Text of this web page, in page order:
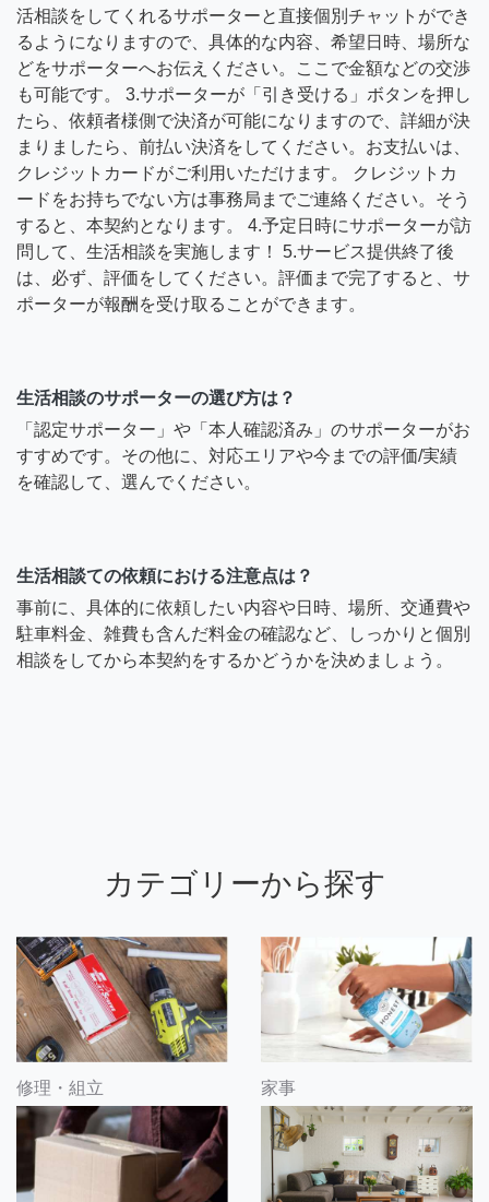
活相談をしてくれるサポーターと直接個別チャットができ
るようになりますので、具体的な内容、希望日時、場所な
どをサポーターへお伝えください。ここで金額などの交渉
も可能です。 3.サポーターが「引き受ける」ボタンを押し
たら、依頼者様側で決済が可能になりますので、詳細が決
まりましたら、前払い決済をしてください。お支払いは、
クレジットカードがご利用いただけます。 クレジットカ
ードをお持ちでない方は事務局までご連絡ください。そう
すると、本契約となります。 4.予定日時にサポーターが訪
問して、生活相談を実施します！ 5.サービス提供終了後
は、必ず、評価をしてください。評価まで完了すると、サ
ポーターが報酬を受け取ることができます。
生活相談のサポーターの選び方は？
「認定サポーター」や「本人確認済み」のサポーターがお
すすめです。その他に、対応エリアや今までの評価/実績
を確認して、選んでください。
生活相談ての依頼における注意点は？
事前に、具体的に依頼したい内容や日時、場所、交通費や
駐車料金、雑費も含んだ料金の確認など、しっかりと個別
相談をしてから本契約をするかどうかを決めましょう。
カテゴリーから探す
修理・組立 家事